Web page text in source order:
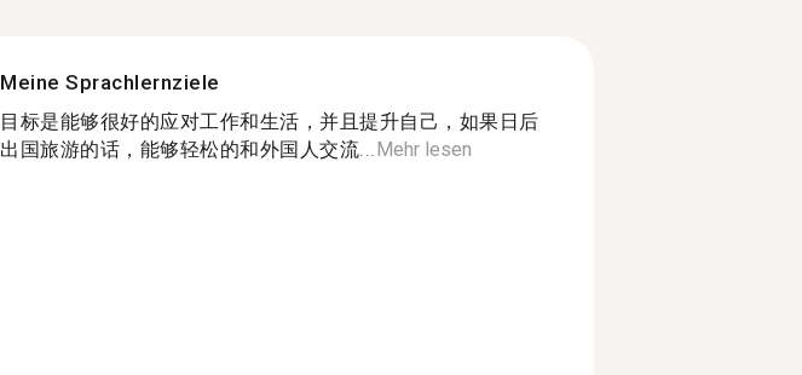
Meine Sprachlernziele
目标是能够很好的应对工作和生活，并且提升自己，如果日后
出国旅游的话，能够轻松的和外国人交流... Mehr lesen